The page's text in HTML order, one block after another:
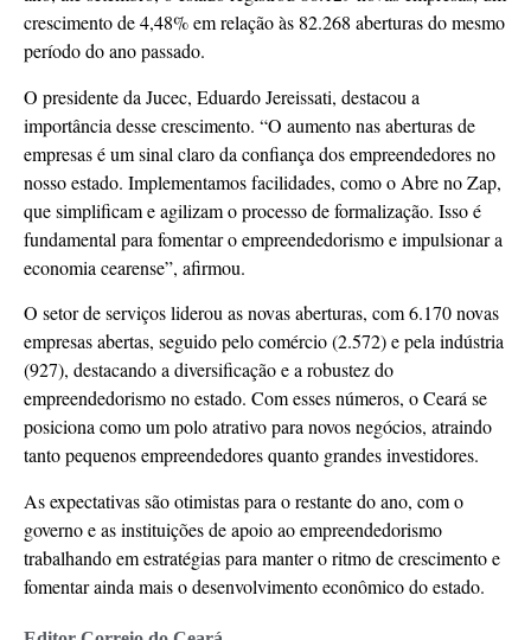
crescimento de 4,48% em relação às 82.268 aberturas do mesmo
período do ano passado.
O presidente da Jucec, Eduardo Jereissati, destacou a
importância desse crescimento. “O aumento nas aberturas de
empresas é um sinal claro da confiança dos empreendedores no
nosso estado. Implementamos facilidades, como o Abre no Zap,
que simplificam e agilizam o processo de formalização. Isso é
fundamental para fomentar o empreendedorismo e impulsionar a
economia cearense”, afirmou.
O setor de serviços liderou as novas aberturas, com 6.170 novas
empresas abertas, seguido pelo comércio (2.572) e pela indústria
(927), destacando a diversificação e a robustez do
empreendedorismo no estado. Com esses números, o Ceará se
posiciona como um polo atrativo para novos negócios, atraindo
tanto pequenos empreendedores quanto grandes investidores.
As expectativas são otimistas para o restante do ano, com o
governo e as instituições de apoio ao empreendedorismo
trabalhando em estratégias para manter o ritmo de crescimento e
fomentar ainda mais o desenvolvimento econômico do estado.